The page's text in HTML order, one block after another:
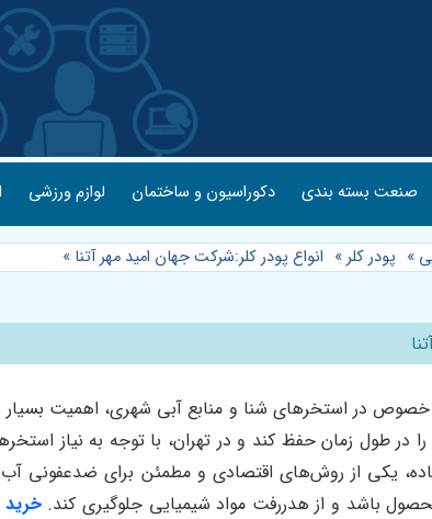
صنعت بسته بندی دکوراسیون و ساختمان لوازم ورزشی
» پودر کلر» انواع پودر کلر:شرکت جهان امید مهر آتنا »
در استخرهای شنا و منابع آبی شهری، اهمیت بسیار
در طول زمان حفظ کند و در تهران، با توجه به نیاز
یکی از روش‌های اقتصادی و مطمئن برای ضدعفونی آب
باشد و از هدررفت مواد شیمیایی جلوگیری کند.خرید